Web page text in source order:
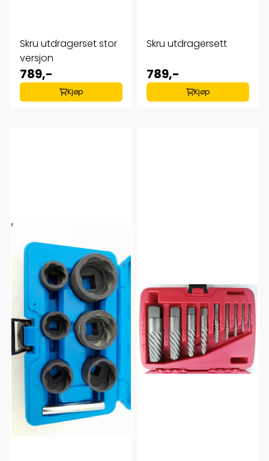
Skru utdragerset stor
versjon
789,-
Kjøp
Skru utdragersett
789,-
Kjøp